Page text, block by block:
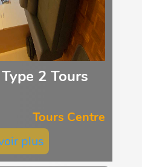
2 Tours
Tours Centre
plus